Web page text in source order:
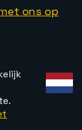
ons op